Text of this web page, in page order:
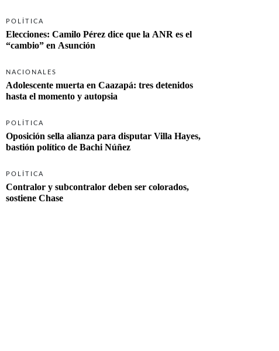
POLÍTICA
Elecciones: Camilo Pérez dice que la ANR es el
NACIONALES
Adolescente muerta en Caazapá: tres detenidos
hasta el momento y autopsia
POLÍTICA
Oposición sella alianza para disputar Villa Hayes,
bastión político de Bachi Núñez
POLÍTICA
Contralor y subcontralor deben ser colorados,
sostiene Chase